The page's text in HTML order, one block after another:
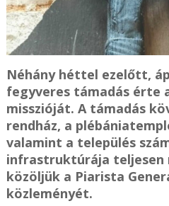
Néhány héttel ezelőtt,
fegyveres támadás érte
misszióját. A támadás
rendház, a
valamint a település
infrastruktúrája teljesen
közöljük a Piarista
közleményét.